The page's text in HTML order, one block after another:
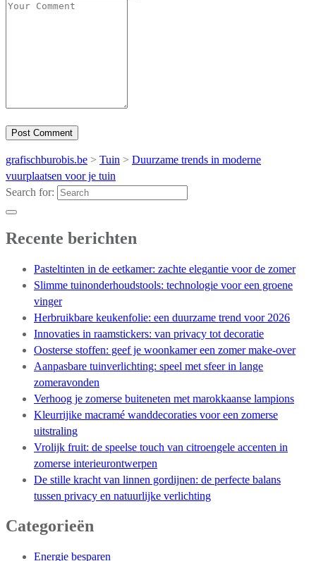
grafischburobis.be > Tuin > Duurzame trends in moderne
vuurplaatsen voor je tuin
Search for:
Recente berichten
Pasteltinten in de eetkamer: zachte elegantie voor de zomer
Slimme tuinonderhoudstools: technologie voor een groene
vinger
Herbruikbare keukenfolie: een duurzame trend voor 2026
Innovaties in raamstickers: van privacy tot decoratie
Oosterse stoffen: geef je woonkamer een zomer make-over
Aanpasbare tuinverlichting: speel met sfeer in lange
zomeravonden
Verhoog je zomerse buiteneten met marokkaanse lampions
Kleurrijike macramé wanddecoraties voor een zomerse
uitstraling
Vrolijk fruit: de speelse touch van citroengele accenten in
zomerse interieurontwerpen
De stille kracht van linnen gordijnen: de perfecte balans
tussen privacy en natuurlijke verlichting
Categorieën
Energie besparen